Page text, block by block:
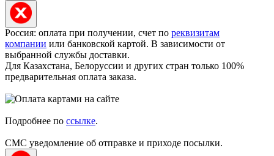
Россия: оплата при получении, счет по реквизитам
компании или банковской картой. В зависимости от
выбранной службы доставки.
Для Казахстана, Белоруссии и других стран только 100%
предварительная оплата заказа.
Подробнее по ссылке.
СМС уведомление об отправке и приходе посылки.